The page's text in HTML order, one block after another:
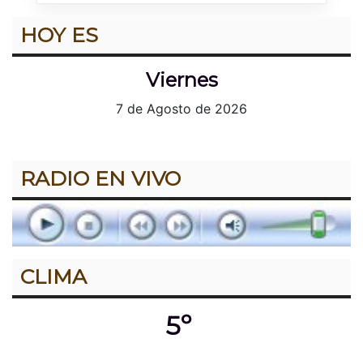
HOY ES
Viernes
7 de Agosto de 2026
RADIO EN VIVO
CLIMA
5º